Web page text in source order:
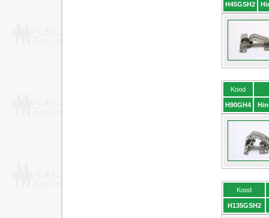
H45GSH2
Kood
H90GH4
Kood
H135GSH2